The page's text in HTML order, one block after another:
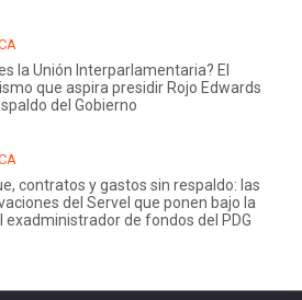
la Unión Interparlamentaria? El
que aspira presidir Rojo Edwards
del Gobierno
contratos y gastos sin respaldo: las
del Servel que ponen bajo la
exadministrador de fondos del PDG